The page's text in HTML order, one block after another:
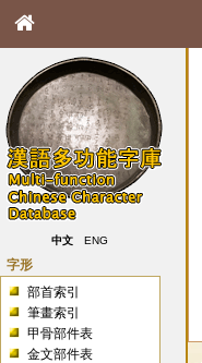
中文 ENG
字形
部首索引
筆畫索引
甲骨部件表
金文部件表